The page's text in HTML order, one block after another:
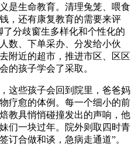
是生命教育。清理兔笼、喂食
，还有康复教育的需要来评
分歧窗生多样化和个性化的
数、下单采办、分发给小伙
附近的超市，推进市区、区区
的孩子学会了采取。
些孩子会回到院里，爸爸妈
疗愈的体例。每一个细小的前
教具悄悄碰撞发出的声响，他
们一块过年。院外则取四时青
订合做和谈，急病走通道”。